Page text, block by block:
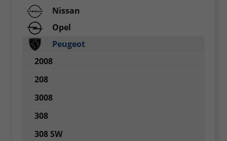
Nissan
Opel
Peugeot
2008
208
3008
308
308 SW